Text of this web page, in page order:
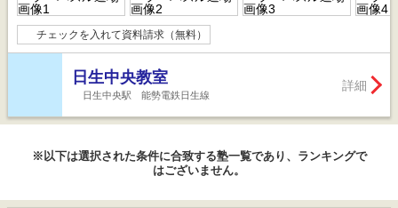
チェックを入れて資料請求（無料）
日生中央教室
日生中央駅 能勢電鉄日生線
詳細
※以下は選択された条件に合致する塾一覧であり、ランキングで
はございません。